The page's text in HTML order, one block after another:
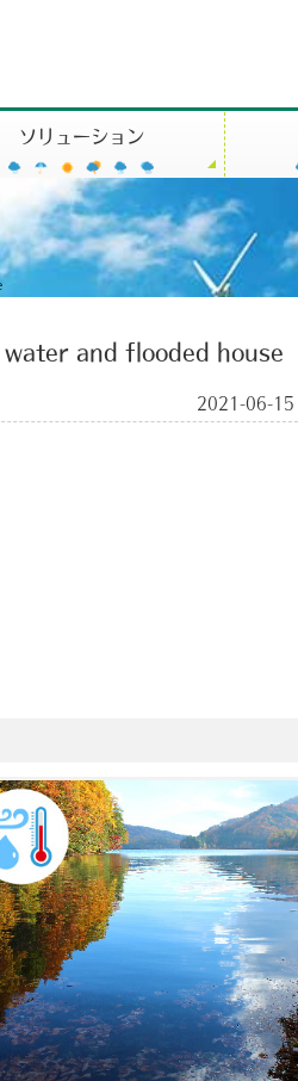
ソリューション
and flooded house
2021-06-15